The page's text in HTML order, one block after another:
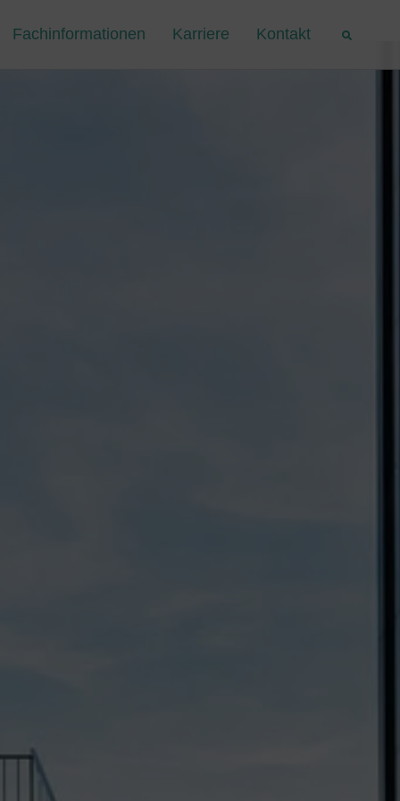
Fachinformationen Karriere Kontakt